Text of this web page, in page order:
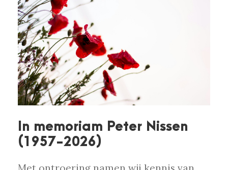
In memoriam Peter Nissen
(1957-2026)